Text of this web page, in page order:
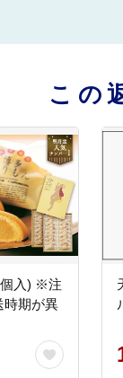
この
入) ※注
時期が異